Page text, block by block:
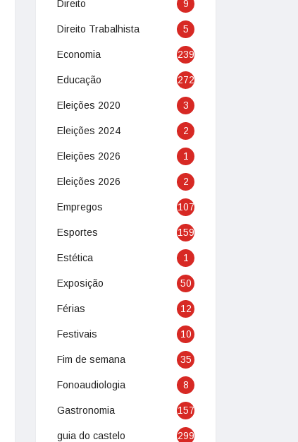
Direito 9
Direito Trabalhista 5
Economia 239
Educação 272
Eleições 2020 3
Eleições 2024 2
Eleições 2026 1
Eleições 2026 2
Empregos 107
Esportes 159
Estética 1
Exposição 50
Férias 12
Festivais 10
Fim de semana 35
Fonoaudiologia 8
Gastronomia 157
guia do castelo 299